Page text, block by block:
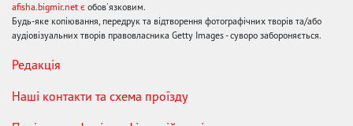
afisha.bigmir.net є обов'язковим.
Будь-яке копіювання, передрук та відтворення фотографічних творів та/або
аудіовізуальних творів правовласника Getty Images - суворо забороняється.
Редакція
Наші контакти та схема проїзду